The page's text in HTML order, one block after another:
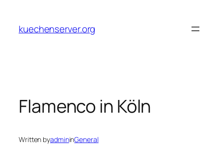
content
kuechenserver.org
Flamenco in Köln
Written byadmininGeneral